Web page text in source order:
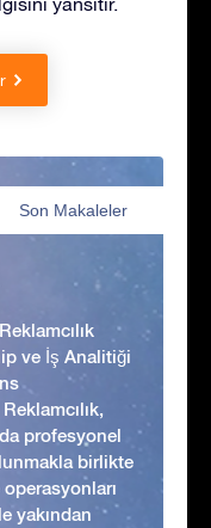
Son Makaleler
ve İş Analitiği
profesyonel
birlikte
yakından